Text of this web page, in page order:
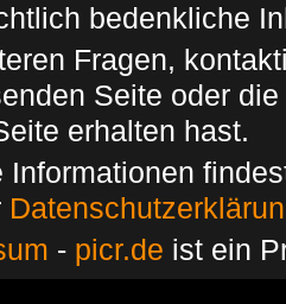
bedenkliche
Fragen,
Seite oder
erhalten hast.
Informationen
- picr.de ist ein